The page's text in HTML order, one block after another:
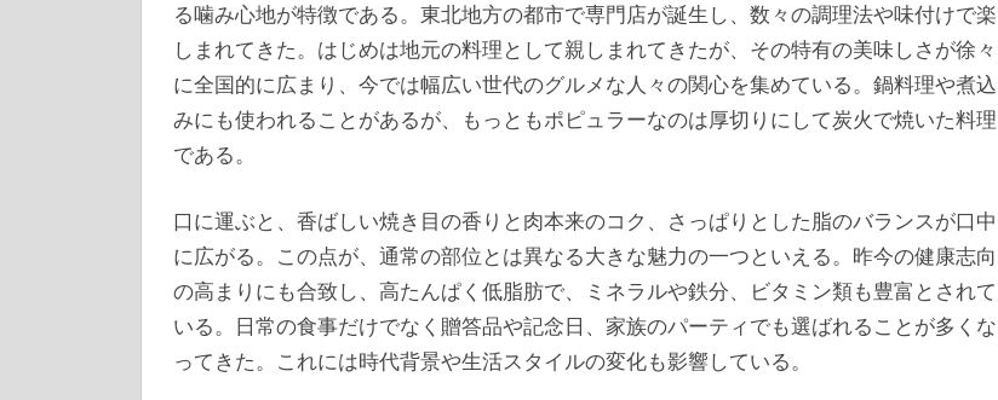
る噛み心地が特徴である。東北地方の都市で専門店が誕生し、数々の調理法や味付けで楽
しまれてきた。はじめは地元の料理として親しまれてきたが、その特有の美味しさが徐々
に全国的に広まり、今では幅広い世代のグルメな人々の関心を集めている。鍋料理や煮込
みにも使われることがあるが、もっともポピュラーなのは厚切りにして炭火で焼いた料理
である。
口に運ぶと、香ばしい焼き目の香りと肉本来のコク、さっぱりとした脂のバランスが口中
に広がる。この点が、通常の部位とは異なる大きな魅力の一つといえる。昨今の健康志向
の高まりにも合致し、高たんぱく低脂肪で、ミネラルや鉄分、ビタミン類も豊富とされて
いる。日常の食事だけでなく贈答品や記念日、家族のパーティでも選ばれることが多くな
ってきた。これには時代背景や生活スタイルの変化も影響している。